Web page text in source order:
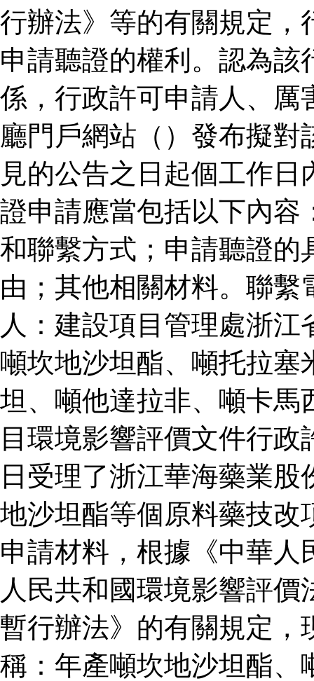
行辦法》等的有關規定，
申請聽證的權利。認為
係，行政許可申請人、厲
廳門戶網站（）發布擬
見的公告之日起個工作
證申請應當包括以下內容
和聯繫方式；申請聽證的
由；其他相關材料。聯
人：建設項目管理處浙
噸坎地沙坦酯、噸托拉塞
坦、噸他達拉非、噸卡馬
目環境影響評價文件行
日受理了浙江華海藥業
地沙坦酯等個原料藥技改
申請材料，根據《中華
人民共和國環境影響評
暫行辦法》的有關規定，
稱：年產噸坎地沙坦酯、